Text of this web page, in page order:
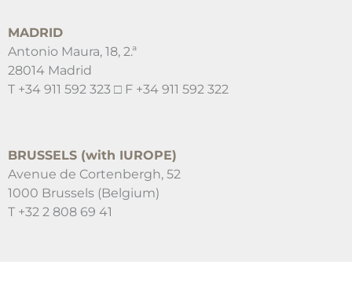
MADRID
Antonio Maura, 18, 2.ª
28014 Madrid
T +34 911 592 323 □ F +34 911 592 322
BRUSSELS (with IUROPE)
Avenue de Cortenbergh, 52
1000 Brussels (Belgium)
T +32 2 808 69 41